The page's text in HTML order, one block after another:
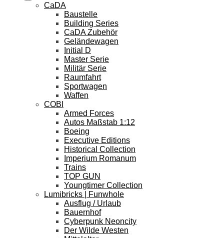
CaDA
Baustelle
Building Series
CaDA Zubehör
Geländewagen
Initial D
Master Serie
Militär Serie
Raumfahrt
Sportwagen
Waffen
COBI
Armed Forces
Autos Maßstab 1:12
Boeing
Executive Editions
Historical Collection
Imperium Romanum
Trains
TOP GUN
Youngtimer Collection
Lumibricks | Funwhole
Ausflug / Urlaub
Bauernhof
Cyberpunk Neoncity
Der Wilde Westen